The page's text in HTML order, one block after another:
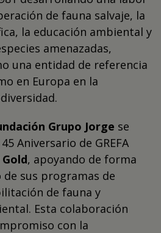
de fauna salvaje, la
la educación ambiental y
amenazadas,
una entidad de referencia
en Europa en la
Grupo Jorge se
Aniversario de GREFA
, apoyando de forma
sus programas de
de fauna y
Esta colaboración
con la